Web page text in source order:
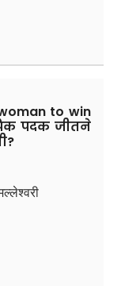
to win
पदक जीतने